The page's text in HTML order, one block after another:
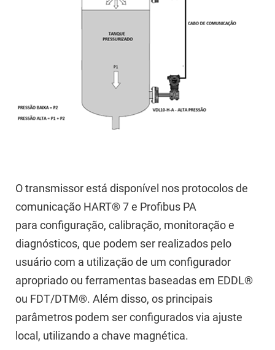
O transmissor está disponível nos protocolos de
comunicação HART® 7 e Profibus PA
para configuração, calibração, monitoração e
diagnósticos, que podem ser realizados pelo
usuário com a utilização de um configurador
apropriado ou ferramentas baseadas em EDDL®
ou FDT/DTM®. Além disso, os principais
parâmetros podem ser configurados via ajuste
local, utilizando a chave magnética.